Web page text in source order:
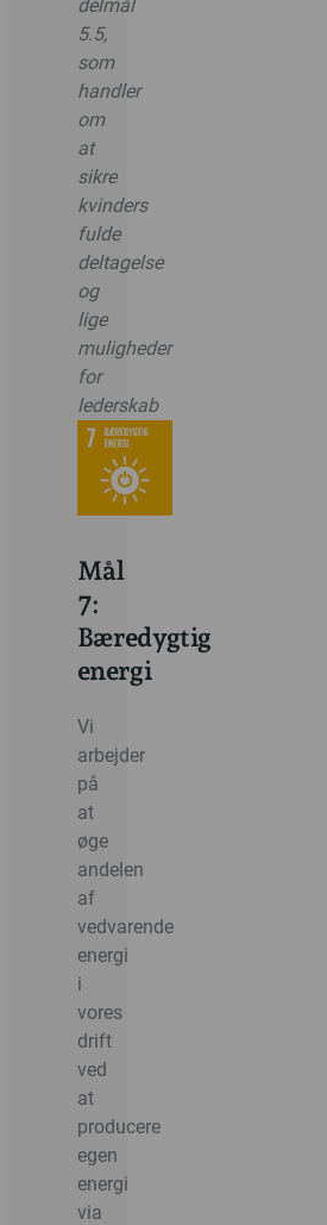
delmål
5.5,
som
handler
om
at
sikre
kvinders
fulde
deltagelse
og
lige
muligheder
for
lederskab
Mål
7:
Bæredygtig
energi
Vi
arbejder
på
at
øge
andelen
af
vedvarende
energi
i
vores
drift
ved
at
producere
egen
energi
via